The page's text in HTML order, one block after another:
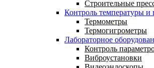
Строительные
Контроль температуры и
Термометры
Термогигрометры
Лабораторное
Контроль
Виброустановки